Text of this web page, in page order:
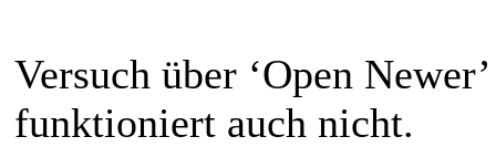
Versuch über ‘Open
funktioniert auch nicht.